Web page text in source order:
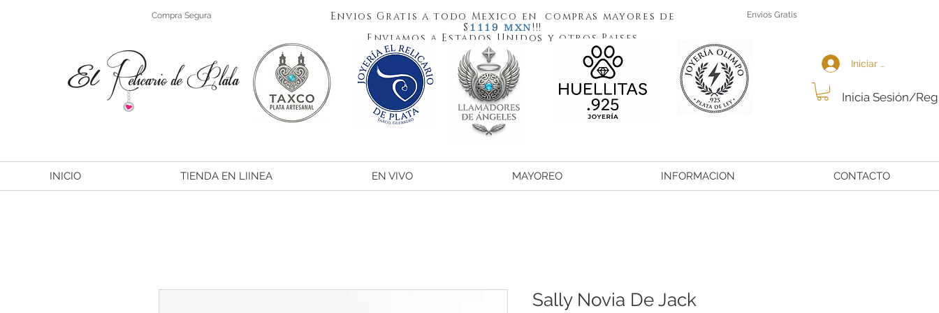
Compra Segura
Envios Gratis a todo Mexico en compras mayores de
$ 1119 MXN!!!
Enviamos a Estados Unidos y otros Paises
Envios Gratis
Inicia Sesión/
Iniciar sesión
INICIO TIENDA EN LIINEA EN VIVO MAYOREO INFORMACION CONTACTO
Sally Novia De Jack